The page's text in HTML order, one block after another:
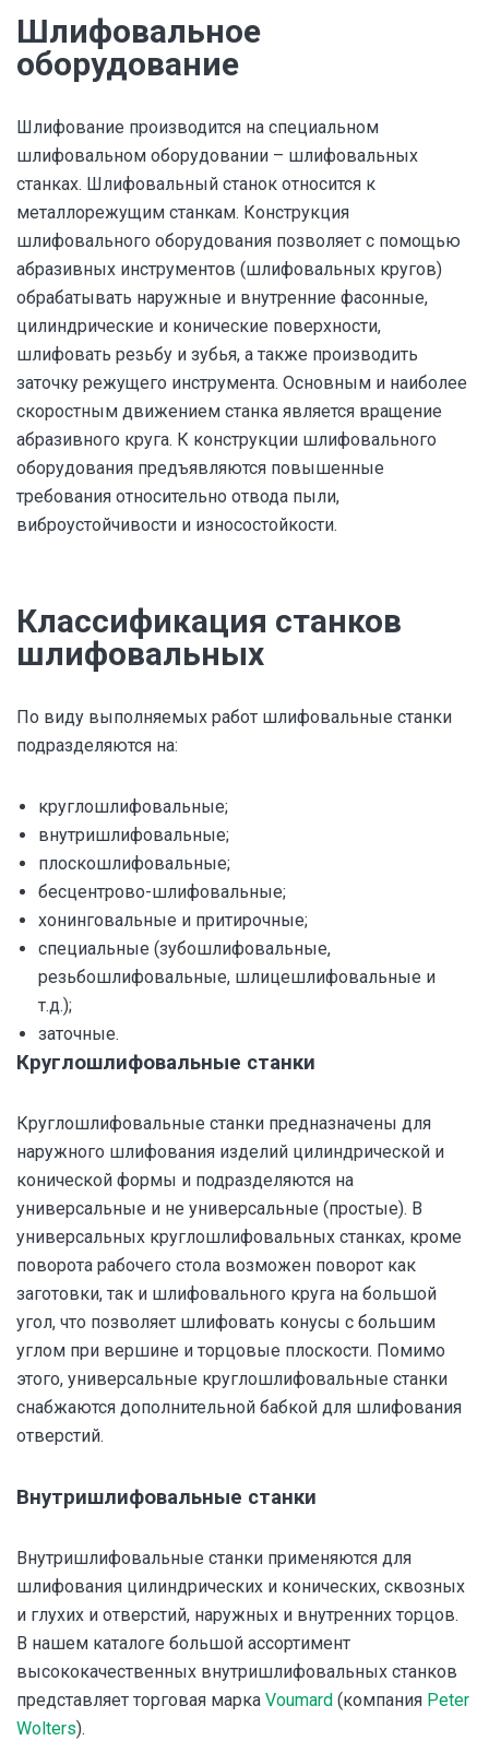
Шлифовальное
оборудование
Шлифование производится на специальном
шлифовальном оборудовании – шлифовальных
станках. Шлифовальный станок относится к
металлорежущим станкам. Конструкция
шлифовального оборудования позволяет с помощью
абразивных инструментов (шлифовальных кругов)
обрабатывать наружные и внутренние фасонные,
цилиндрические и конические поверхности,
шлифовать резьбу и зубья, а также производить
заточку режущего инструмента. Основным и наиболее
скоростным движением станка является вращение
абразивного круга. К конструкции шлифовального
оборудования предъявляются повышенные
требования относительно отвода пыли,
виброустойчивости и износостойкости.
Классификация станков
шлифовальных
По виду выполняемых работ шлифовальные станки
подразделяются на:
круглошлифовальные;
внутришлифовальные;
плоскошлифовальные;
бесцентрово-шлифовальные;
хонинговальные и притирочные;
специальные (зубошлифовальные,
резьбошлифовальные, шлицешлифовальные и
т.д.);
заточные.
Круглошлифовальные станки
Круглошлифовальные станки предназначены для
наружного шлифования изделий цилиндрической и
конической формы и подразделяются на
универсальные и не универсальные (простые). В
универсальных круглошлифовальных станках, кроме
поворота рабочего стола возможен поворот как
заготовки, так и шлифовального круга на большой
угол, что позволяет шлифовать конусы с большим
углом при вершине и торцовые плоскости. Помимо
этого, универсальные круглошлифовальные станки
снабжаются дополнительной бабкой для шлифования
отверстий.
Внутришлифовальные станки
Внутришлифовальные станки применяются для
шлифования цилиндрических и конических, сквозных
и глухих и отверстий, наружных и внутренних торцов.
В нашем каталоге большой ассортимент
высококачественных внутришлифовальных станков
представляет торговая марка Voumard (компания Peter
Wolters).